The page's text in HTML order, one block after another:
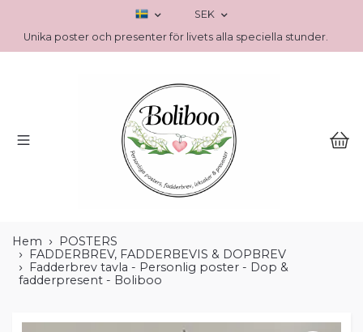
SEK
Unika poster och presenter för livets alla speciella stunder.
Hem
POSTERS
FADDERBREV, FADDERBEVIS & DOPBREV
Fadderbrev tavla - Personlig poster - Dop &
fadderpresent - Boliboo